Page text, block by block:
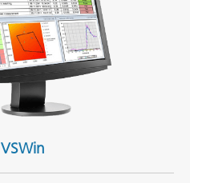
VSWin